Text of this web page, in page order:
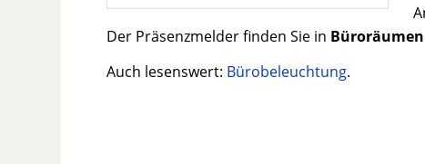
Der Präsenzmelder finden Sie in Büroräumen
Auch lesenswert: Bürobeleuchtung.